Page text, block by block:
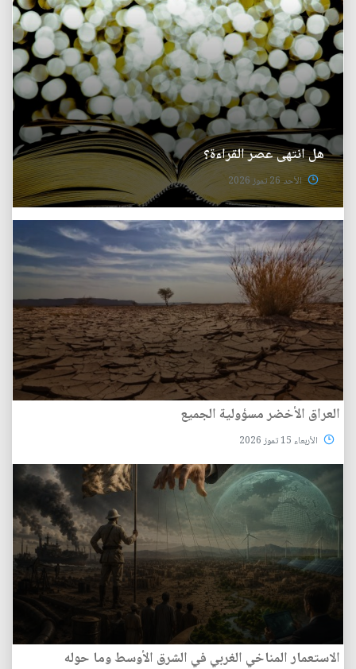
هل انتهى عصر القراءة؟
الأحد 26 تموز 2026
العراق الأخضر مسؤولية الجميع
الأربعاء 15 تموز 2026
الاستعمار المناخي الغربي في الشرق الأوسط وما حوله